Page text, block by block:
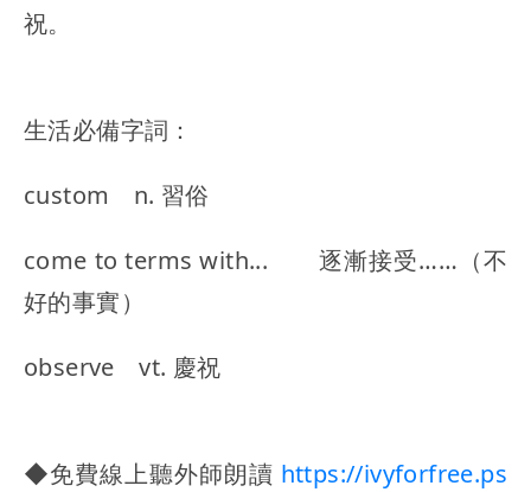
祝。
生活必備字詞：
custom n. 習俗
come to terms with... 逐漸接受……（不
好的事實）
observe vt. 慶祝
◆免費線上聽外師朗讀 https://ivyforfree.ps